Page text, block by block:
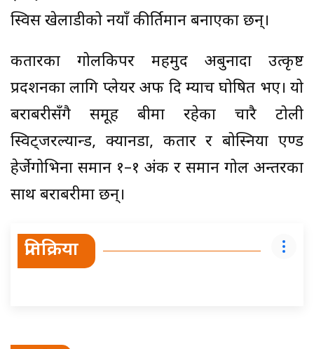
स्विस खेलाडीको नयाँ कीर्तिमान बनाएका छन्।
कतारका गोलकिपर महमुद अबुनादा उत्कृष्ट
प्रदर्शनका लागि प्लेयर अफ दि म्याच घोषित भए। यो
बराबरीसँगै समूह बीमा रहेका चारै टोली
स्विट्जरल्यान्ड, क्यानडा, कतार र बोस्निया एण्ड
हेर्जेगोभिना समान १–१ अंक र समान गोल अन्तरका
साथ बराबरीमा छन्।
प्रतिक्रिया